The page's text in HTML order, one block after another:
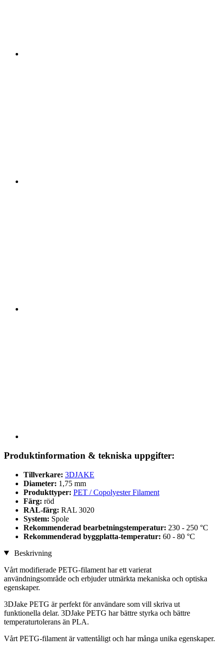
Produktinformation & tekniska uppgifter:
Tillverkare: 3DJAKE
Diameter: 1,75 mm
Produkttyper: PET / Copolyester Filament
Färg: röd
RAL-färg: RAL 3020
System: Spole
Rekommenderad bearbetningstemperatur: 230 - 250 °C
Rekommenderad byggplatta-temperatur: 60 - 80 °C
Beskrivning
Vårt modifierade PETG-filament har ett varierat
användningsområde och erbjuder utmärkta mekaniska och optiska
egenskaper.
3DJake PETG är perfekt för användare som vill skriva ut
funktionella delar. 3DJake PETG har bättre styrka och bättre
temperaturtolerans än PLA.
Vårt PETG-filament är vattentåligt och har många unika egenskaper.